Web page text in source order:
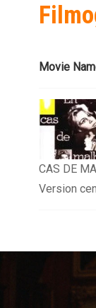
Movie
CAS DE
Version